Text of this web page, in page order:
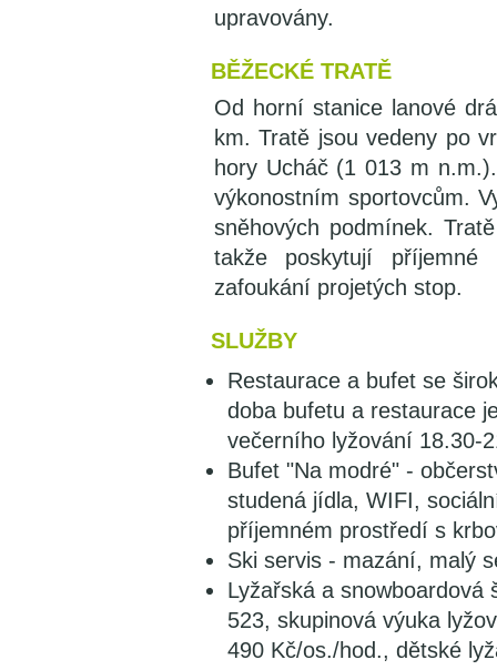
upravovány.
BĚŽECKÉ TRATĚ
Od horní stanice lanové
km. Tratě jsou vedeny po
hory Ucháč (1 013 m
výkonostním sportovcům.
sněhových podmínek.
takže poskytují
zafoukání projetých stop.
SLUŽBY
Restaurace a bufet se
doba bufetu a restaurace
večerního lyžování 18.30-
Bufet "Na modré" -
studená jídla, WIFI,
příjemném prostředí s
Ski servis - mazání, malý
Lyžařská a snowboardová
523, skupinová výuka
490 Kč/os./hod., dětské